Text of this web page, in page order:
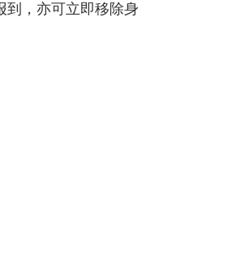
，亦可立即移除身